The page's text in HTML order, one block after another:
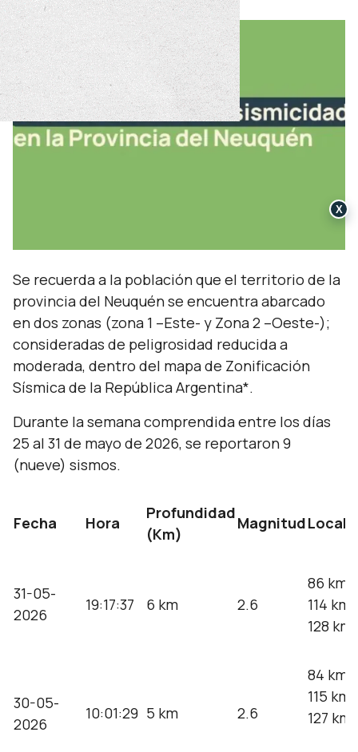
Se recuerda a la población que el territorio de la
provincia del Neuquén se encuentra abarcado
en dos zonas (zona 1 –Este- y Zona 2 –Oeste-);
consideradas de peligrosidad reducida a
moderada, dentro del mapa de Zonificación
Sísmica de la República Argentina*.
Durante la semana comprendida entre los días
25 al 31 de mayo de 2026, se reportaron 9
(nueve) sismos.
Fecha Hora
Profundidad
(Km)
Magnitud
31-05-
2026
19:17:37 6 km 2.6
86 km
114
128
30-05-
2026
10:01:29 5 km 2.6
84 km
115
127
X